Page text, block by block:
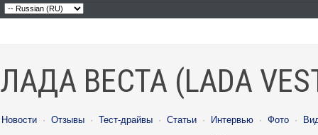
ЛАДА ВЕСТА (LADA
Новости · Отзывы · Тест-драйвы · Статьи · Интервью · Фото ·